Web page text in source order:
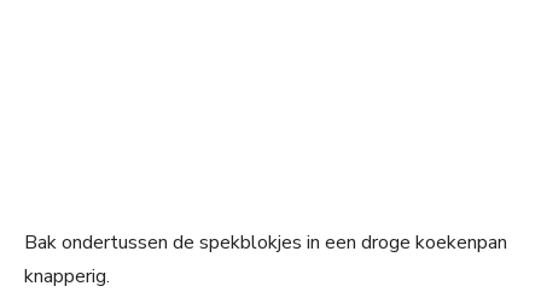
Bak ondertussen de spekblokjes in een droge koekenpan
knapperig.